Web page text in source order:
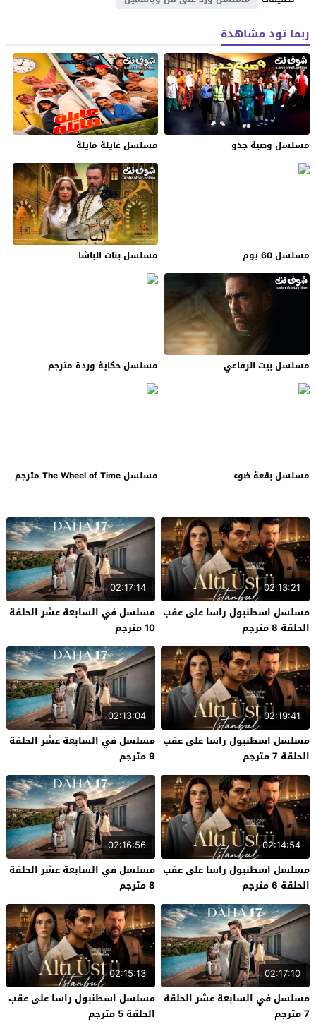
ربما تود مشاهدة
مسلسل وصية جدو مسلسل عايلة مايلة
مسلسل 60 يوم مسلسل بنات الباشا
مسلسل بيت الرفاعي مسلسل حكاية وردة مترجم
مسلسل بقعة ضوء مسلسل The Wheel of Time مترجم
02:13:21
مسلسل اسطنبول راسا على عقب
الحلقة 8 مترجم
02:17:14
مسلسل في السابعة عشر الحلقة
10 مترجم
02:19:41
مسلسل اسطنبول راسا على عقب
الحلقة 7 مترجم
02:13:04
مسلسل في السابعة عشر الحلقة
9 مترجم
02:14:54
مسلسل اسطنبول راسا على عقب
الحلقة 6 مترجم
02:16:56
مسلسل في السابعة عشر الحلقة
8 مترجم
02:17:10
مسلسل في السابعة عشر الحلقة
7 مترجم
02:15:13
مسلسل اسطنبول راسا على عقب
الحلقة 5 مترجم